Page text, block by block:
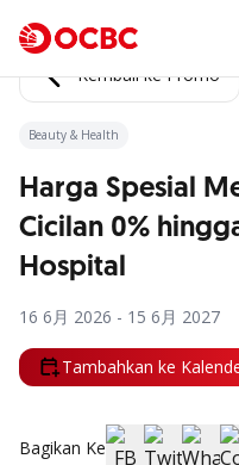
Kembali ke Promo
Beauty & Health
Harga Spesial
Cicilan 0%
Hospital
16 6月 2026 - 15 6月 2027
Tambahkan ke
Bagikan Ke